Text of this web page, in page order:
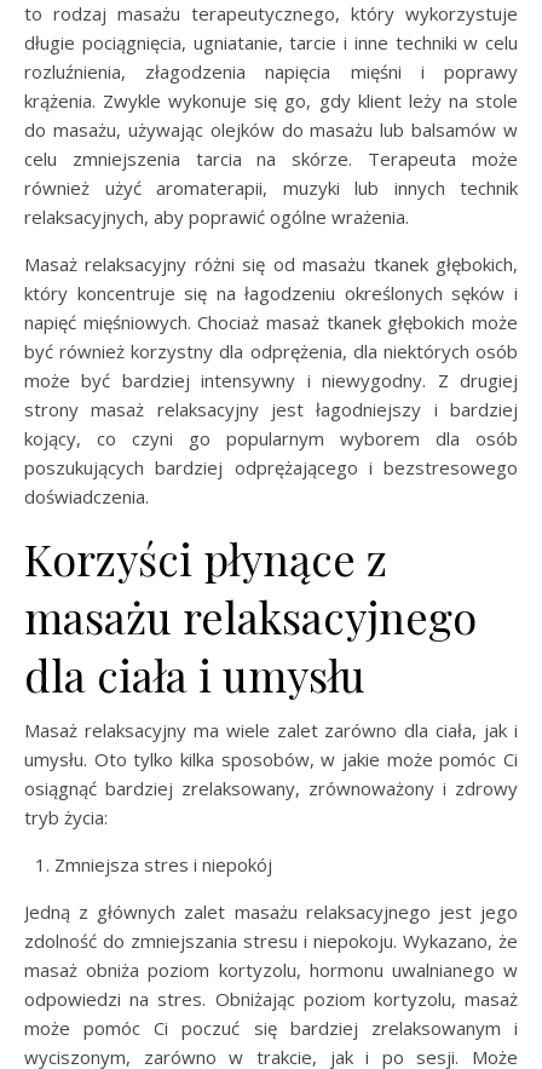
to rodzaj masażu terapeutycznego, który wykorzystuje
długie pociągnięcia, ugniatanie, tarcie i inne techniki w celu
rozluźnienia, złagodzenia napięcia mięśni i poprawy
krążenia. Zwykle wykonuje się go, gdy klient leży na stole
do masażu, używając olejków do masażu lub balsamów w
celu zmniejszenia tarcia na skórze. Terapeuta może
również użyć aromaterapii, muzyki lub innych technik
relaksacyjnych, aby poprawić ogólne wrażenia.
Masaż relaksacyjny różni się od masażu tkanek głębokich,
który koncentruje się na łagodzeniu określonych sęków i
napięć mięśniowych. Chociaż masaż tkanek głębokich może
być również korzystny dla odprężenia, dla niektórych osób
może być bardziej intensywny i niewygodny. Z drugiej
strony masaż relaksacyjny jest łagodniejszy i bardziej
kojący, co czyni go popularnym wyborem dla osób
poszukujących bardziej odprężającego i bezstresowego
doświadczenia.
Korzyści płynące z
masażu relaksacyjnego
dla ciała i umysłu
Masaż relaksacyjny ma wiele zalet zarówno dla ciała, jak i
umysłu. Oto tylko kilka sposobów, w jakie może pomóc Ci
osiągnąć bardziej zrelaksowany, zrównoważony i zdrowy
tryb życia:
Zmniejsza stres i niepokój
Jedną z głównych zalet masażu relaksacyjnego jest jego
zdolność do zmniejszania stresu i niepokoju. Wykazano, że
masaż obniża poziom kortyzolu, hormonu uwalnianego w
odpowiedzi na stres. Obniżając poziom kortyzolu, masaż
może pomóc Ci poczuć się bardziej zrelaksowanym i
wyciszonym, zarówno w trakcie, jak i po sesji. Może